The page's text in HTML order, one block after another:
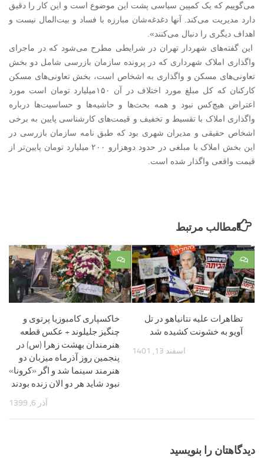
می‌گوییم که یک کمپین سیاسی پشت این موضوع است و این کار را دقیق
دارد مدیریت می‌کند. آنها دغدغه‌شان مبارزه با فساد و بیت‌المال نیست و
اهداف دیگری را دنبال می‌کنند».
این گفته‌های شهردار تهران در شرایطی مطرح می‌شود که در ماجرای
واگذاری املاک شهرداری که در پرونده سازمان بازرسی شامل دو بخش
تعاونی‌های مسکن و واگذاری به اشخاص است، بخش تعاونی‌های مسکن
کارکنان که کل مبلغ مورد اختلاف در آن ۱۵۰میلیارد تومان است مورد
اعتراض هیچ‌کس نبود و همه بحث‌ها و حاشیه‌ها و حساسیت‌ها درباره
واگذاری املاک با تقسیط و تخفیف و قیمت‌های کارشناسی پایین به برخی
اشخاص حقیقی و مدیران شهری بود که طبق نامه سازمان بازرسی در
این بخش املاک با مبلغی در حدود دوهزارو ۲۰۰ میلیارد تومان پایین‌تر از
قیمت واقعی واگذار شده است.
مطالب مرتبط
۰
خاکسپاری کامبوزیا پرتوی و
چنگیز جلیلوند + عکس قطعه
هنرمندان بهشت زهرا (س) در
پنجمین روز آذرماه میزبان دو
هنرمند سینما شد و اگر «کرونا»
نبود شاید هر دو الان زنده بودند
آذر 6, 1399
۰
تظاهرات علیه نتانیاهو در تل
آویو به خشونت کشیده شد
اسفند 13, 1401
دیدگاهتان را بنویسید